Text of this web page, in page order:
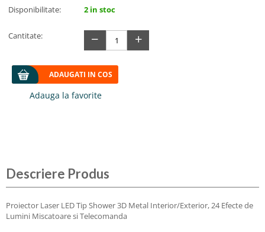
Disponibilitate:
2 in stoc
Cantitate: +
−
ADAUGATI IN COS
Descriere Produs
Proiector Laser LED Tip Shower 3D Metal Interior/Exterior, 24 Efecte de
Lumini Miscatoare si Telecomanda